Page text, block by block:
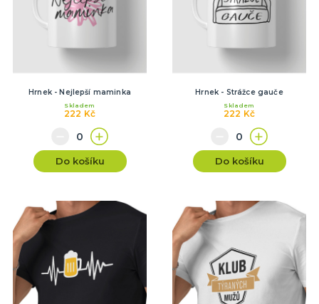
Hrnek - Nejlepší maminka
222 Kč
Skladem
Do košíku
Hrnek - Strážce gauče
222 Kč
Skladem
Do košíku